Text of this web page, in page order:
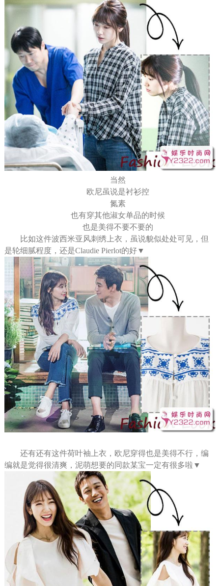
当然
欧尼虽说是衬衫控
氮素
也有穿其他淑女单品的时候
也是美得不要不要的
比如这件波西米亚风刺绣上衣，虽说貌似处处可见，但
是轮细腻程度，还是Claudie Pierlot的好▼
还有还有这件荷叶袖上衣，欧尼穿得也是美得不行，编
编就是觉得很清爽，泥萌想要的同款某宝一定有很多啦▼